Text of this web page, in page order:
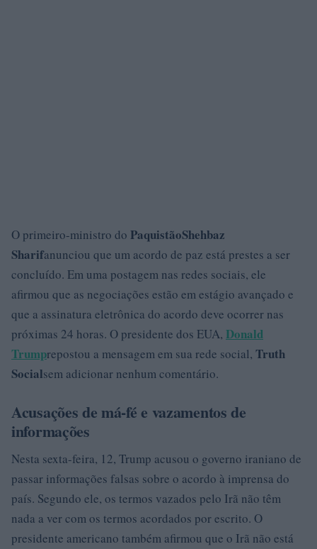
O primeiro-ministro do PaquistãoShehbaz
Sharifanunciou que um acordo de paz está prestes a ser
concluído. Em uma postagem nas redes sociais, ele
afirmou que as negociações estão em estágio avançado e
que a assinatura eletrônica do acordo deve ocorrer nas
próximas 24 horas. O presidente dos EUA, Donald
Trumprepostou a mensagem em sua rede social, Truth
Socialsem adicionar nenhum comentário.
Acusações de má-fé e vazamentos de
informações
Nesta sexta-feira, 12, Trump acusou o governo iraniano de
passar informações falsas sobre o acordo à imprensa do
país. Segundo ele, os termos vazados pelo Irã não têm
nada a ver com os termos acordados por escrito. O
presidente americano também afirmou que o Irã não está